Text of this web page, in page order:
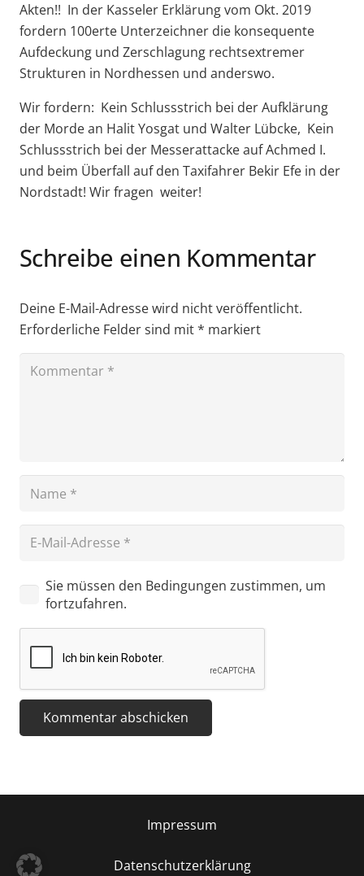
Akten!! In der Kasseler Erklärung vom Okt. 2019
fordern 100erte Unterzeichner die konsequente
Aufdeckung und Zerschlagung rechtsextremer
Strukturen in Nordhessen und anderswo.
Wir fordern: Kein Schlussstrich bei der Aufklärung
der Morde an Halit Yosgat und Walter Lübcke, Kein
Schlussstrich bei der Messerattacke auf Achmed I.
und beim Überfall auf den Taxifahrer Bekir Efe in der
Nordstadt! Wir fragen weiter!
Schreibe einen Kommentar
Deine E-Mail-Adresse wird nicht veröffentlicht.
Erforderliche Felder sind mit* markiert
Sie müssen den Bedingungen zustimmen, um
fortzufahren.
Kommentar abschicken
Impressum
Datenschutzerklärung